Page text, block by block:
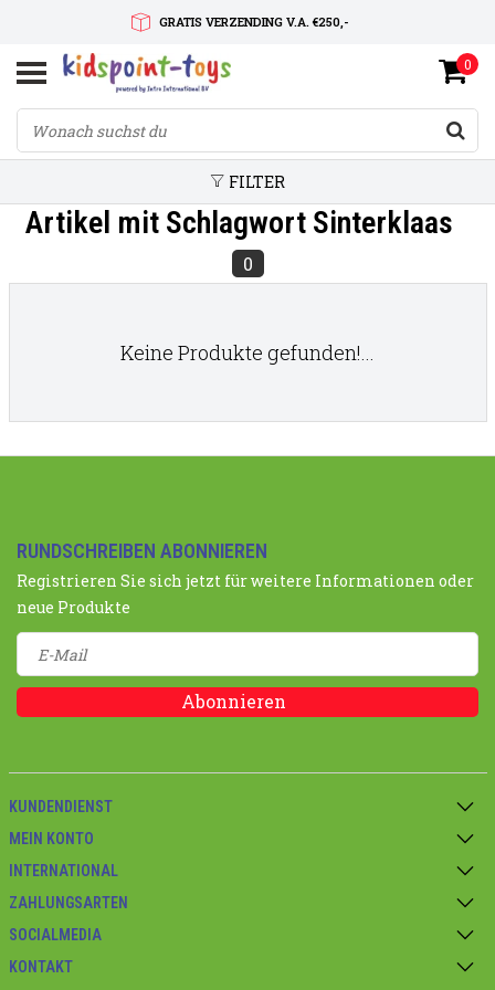
GRATIS VERZENDING V.A. €250,-
SNELLE LEVERTIJD
SERVICE OP MAAT
0
FILTER
Artikel mit Schlagwort Sinterklaas
0
Keine Produkte gefunden!...
RUNDSCHREIBEN ABONNIEREN
Registrieren Sie sich jetzt für weitere Informationen oder
neue Produkte
Abonnieren
KUNDENDIENST
MEIN KONTO
INTERNATIONAL
ZAHLUNGSARTEN
SOCIALMEDIA
KONTAKT